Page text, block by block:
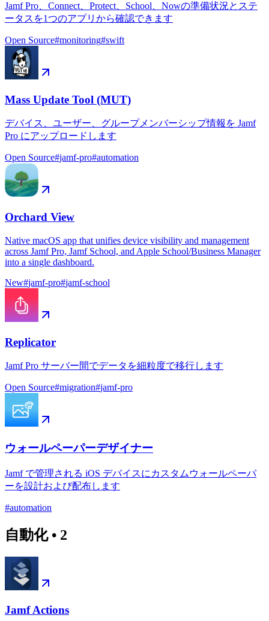
Jamf Pro、Connect、Protect、School、Nowの準備状況とステ
ータスを1つのアプリから確認できます
Open Source#monitoring#swift
Mass Update Tool (MUT)
デバイス、ユーザー、グループメンバーシップ情報を Jamf
Pro にアップロードします
Open Source#jamf-pro#automation
Orchard View
Native macOS app that unifies device visibility and management
across Jamf Pro, Jamf School, and Apple School/Business Manager
into a single dashboard.
New#jamf-pro#jamf-school
Replicator
Jamf Pro サーバー間でデータを細粒度で移行します
Open Source#migration#jamf-pro
ウォールペーパーデザイナー
Jamf で管理される iOS デバイスにカスタムウォールペーパ
ーを設計および配布します
#automation
自動化• 2
Jamf Actions